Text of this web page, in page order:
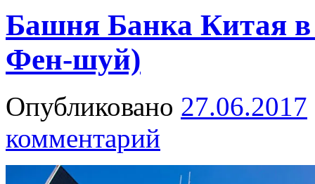
Башня Банка Китая в
Фен-шуй)
Опубликовано 27.06.2017
комментарий